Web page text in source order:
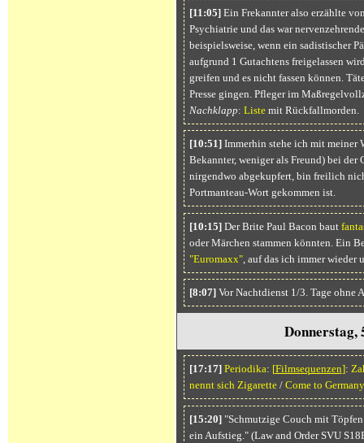
[11:05]Ein Frekannter also erzählte
Psychiatrie und das war
beispielsweise, wenn ein sadistischer
aufgrund 1 Gutachtens freigelassen
greifen und es nicht fassen können.
Presse gingen. Pfleger im
Nachklapp: Listemit Rückfallmorden.
[10:51]Immerhin stehe ich mit meiner
Bekannter, weniger als Freund) bei der
nirgendwo abgekupfert, bin freilich
Portmanteau-Wort gekommen ist.
[10:15]Der Brite Paul Bacon baut
oder Märchen stammen könnten. Ein
"Euromaxx", auf das ich immer wieder
[8:07]Vor Nachtdienst 1/3. Tage ohne
Donnerstag,
[17:17] Periodika: [Filmsequenzen]:
nennt sich Zigarette/ Come to Germany
[15:20]"Schmutzige Couch mit Töpfen
ein Aufstieg." (Law and Order SVU